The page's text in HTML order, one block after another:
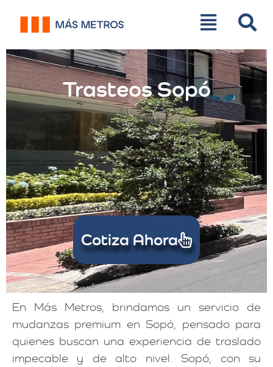
Trasteos Sopó
Cotiza Ahora
En Más Metros, brindamos un servicio de
mudanzas premium en Sopó, pensado para
quienes buscan una experiencia de traslado
impecable y de alto nivel. Sopó, con su